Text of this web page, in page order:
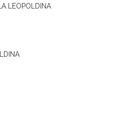
LEOPOLDINA